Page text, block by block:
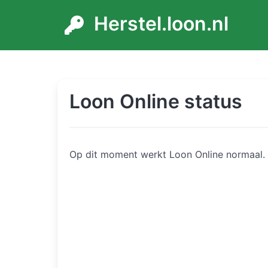
Herstel.loon.nl
Loon Online status
Op dit moment werkt Loon Online normaal.